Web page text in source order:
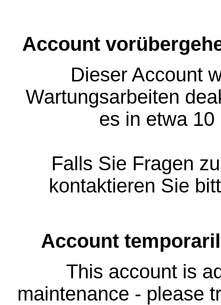
Account
Dieser Account
Wartungsarbeiten
es in etwa
Falls Sie Fragen
kontaktieren Sie
Account
This account is
maintenance - please